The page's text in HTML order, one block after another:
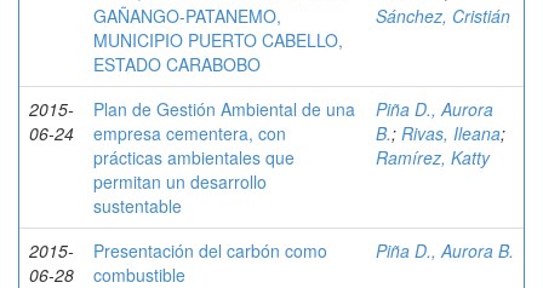
GAÑANGO-PATANEMO,
MUNICIPIO PUERTO CABELLO,
ESTADO CARABOBO
Sánchez, Cristián
2015-
06-24
Plan de Gestión Ambiental de una
empresa cementera, con
prácticas ambientales que
permitan un desarrollo
sustentable
Piña D., Aurora
B.; Rivas, Ileana;
Ramírez, Katty
2015-
06-28
Presentación del carbón como
combustible
Piña D., Aurora B.